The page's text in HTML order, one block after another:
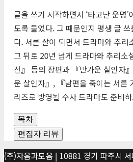
글을 쓰기 시작하면서 ‘타고난 운명
도록 들었다. 그 때문인지 평생 글
다. 서른 살이 되면서 드라마와 추
그 뒤로 20년 넘게 드라마와 추리
선』 등의 장편과 『반가운 살인자
운 살인자』, 『남편을 죽이는 서른
리즈로 방영될 수사 드라마도 준비
목차
편집자 리뷰
(주)자음과모음 | 10881 경기 파주시